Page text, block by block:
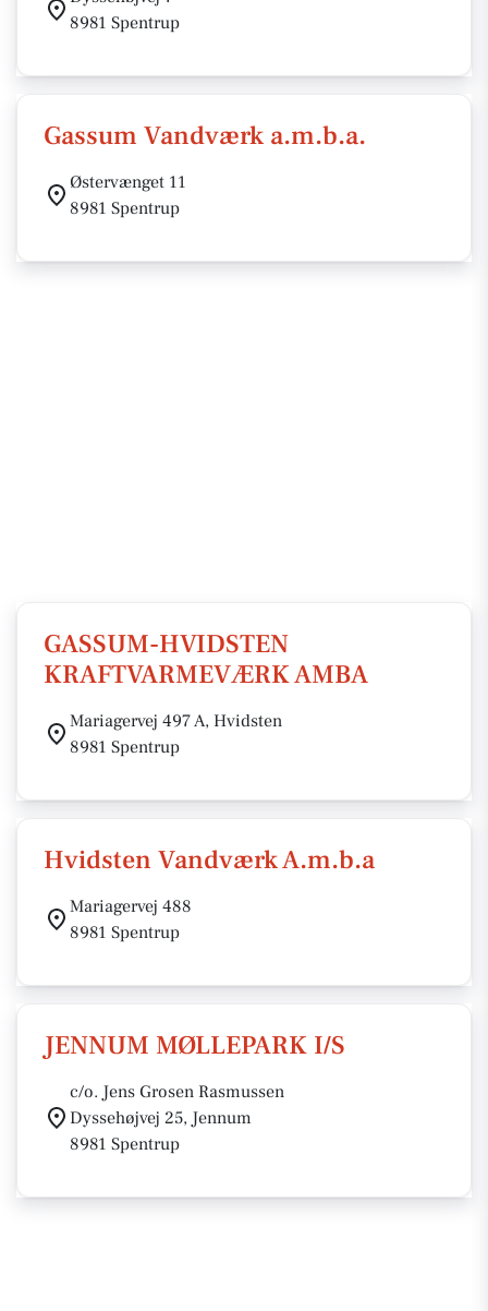
8981 Spentrup
Gassum Vandværk a.m.b.a.
Østervænget 11
8981 Spentrup
GASSUM-HVIDSTEN
KRAFTVARMEVÆRK AMBA
Mariagervej 497 A, Hvidsten
8981 Spentrup
Hvidsten Vandværk A.m.b.a
Mariagervej 488
8981 Spentrup
JENNUM MØLLEPARK I/S
c/o. Jens Grosen Rasmussen
Dyssehøjvej 25, Jennum
8981 Spentrup